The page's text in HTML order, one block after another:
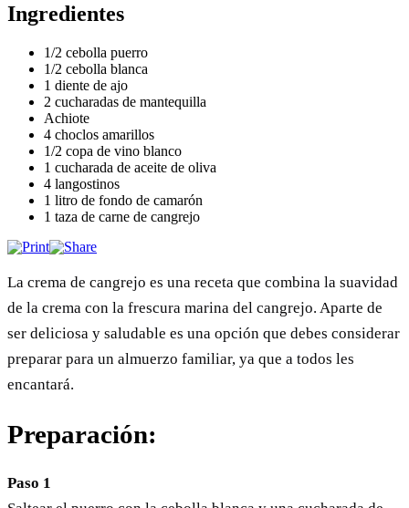
Ingredientes
1/2 cebolla puerro
1/2 cebolla blanca
1 diente de ajo
2 cucharadas de mantequilla
Achiote
4 choclos amarillos
1/2 copa de vino blanco
1 cucharada de aceite de oliva
4 langostinos
1 litro de fondo de camarón
1 taza de carne de cangrejo
La crema de cangrejo es una receta que combina la suavidad
de la crema con la frescura marina del cangrejo. Aparte de
ser deliciosa y saludable es una opción que debes considerar
preparar para un almuerzo familiar, ya que a todos les
encantará.
Preparación:
Paso 1